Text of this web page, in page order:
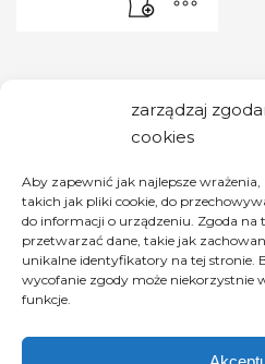
zarządzaj
cookies
Aby zapewnić jak najlepsze
takich jak pliki cookie, do
do informacji o urządzeniu. Zgoda na
przetwarzać dane, takie jak
unikalne identyfikatory na tej stronie.
wycofanie zgody może niekorzystnie
funkcje.
MPM - My
ROBERT
Koncerty,